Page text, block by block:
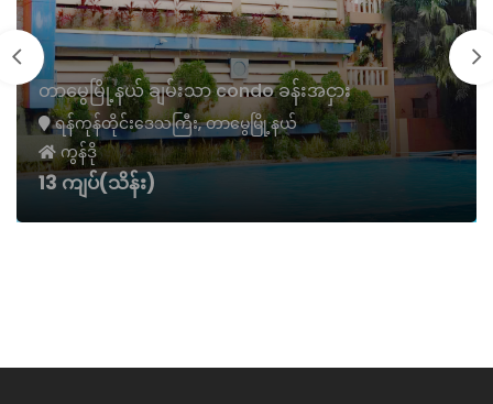
ကြည့်မြင့်တိုင် ဗားဂရား Minicondo အငှါး
ရန်ကုန်တိုင်းဒေသကြီး, ကြည့်မြင့်တိုင်မြို့နယ်
ကွန်ဒို
600000 ကျပ်(သိန်း)